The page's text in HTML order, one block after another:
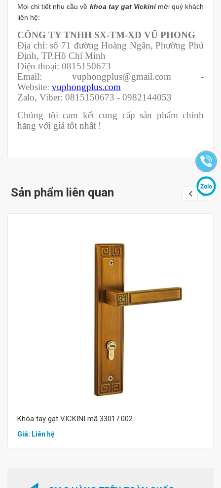
Mọi chi tiết nhu cầu về khoa tay gat Vickini mời quý khách
liên hệ:
CÔNG TY TNHH SX-TM-XD VŨ PHONG
Địa chỉ: số 71 đường Hoàng Ngân, Phường Phú
Định, TP.Hồ Chí Minh
Điện thoại: 0815150673
Email: vuphongplus@gmail.com -
Website: vuphongplus.com
Zalo, Viber: 0815150673 - 0982144053
Chúng tôi cam kết cung cấp sản phẩm chính
hãng với giá tốt nhất !
Sản phẩm liên quan
Khóa tay gạt VICKINI mã 33017.002
Giá: Liên hệ